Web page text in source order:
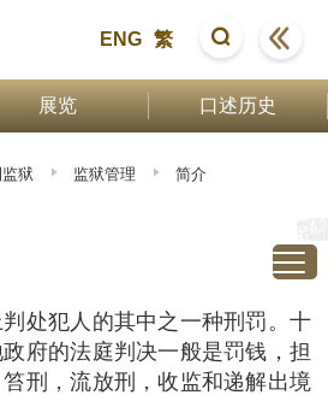
ENG 繁
展览 口述历史
狱 监狱管理 简介
处犯人的其中之一种刑罚。十
府的法庭判决一般是罚钱，担
刑，流放刑，收监和递解出境